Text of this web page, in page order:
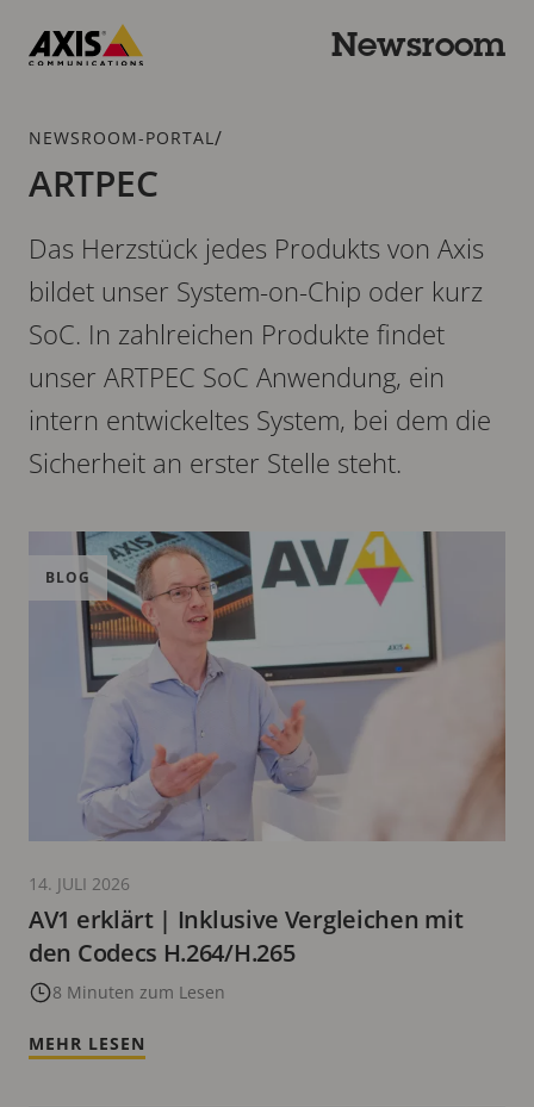
Hauptinhalt
springen
Newsroom
Breadcrumb
NEWSROOM-PORTAL /
ARTPEC
Das Herzstück jedes Produkts von Axis
bildet unser System-on-Chip oder kurz
SoC. In zahlreichen Produkte findet
unser ARTPEC SoC Anwendung, ein
intern entwickeltes System, bei dem die
Sicherheit an erster Stelle steht.
AV1 erklärt | Inklusive Vergleichen mit
den Codecs H.264/H.265
8 Minuten zum Lesen
BLOG
14. JULI 2026
MEHR LESEN